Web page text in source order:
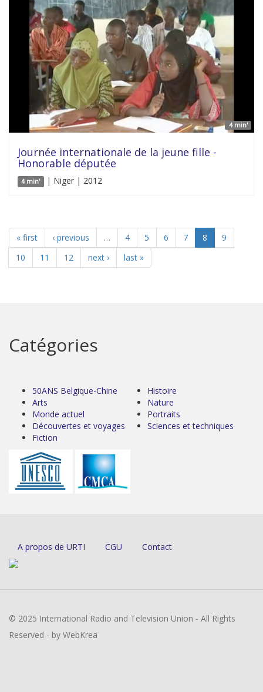
4 min'
Journée internationale de la jeune fille -
Honorable députée
4 min' | Niger | 2012
« first ‹ previous … 4 5 6 7 8
9
10
11 12 next › last »
Catégories
50ANS Belgique-Chine
Arts
Monde actuel
Découvertes et voyages
Fiction
Histoire
Nature
Portraits
Sciences et techniques
A propos de URTI CGU Contact
© 2025 International Radio and Television Union - All Rights
Reserved - by WebKrea